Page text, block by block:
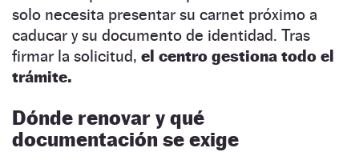
solo necesita presentar su carnet próximo a
caducar y su documento de identidad. Tras
firmar la solicitud, el centro gestiona todo el
trámite.
Dónde renovar y qué
documentación se exige